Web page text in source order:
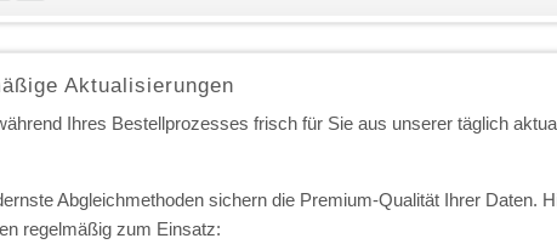
Aktualisierungen
Ihres Bestellprozesses frisch für Sie aus unserer täglich
Abgleichmethoden sichern die Premium-Qualität Ihrer Daten.
regelmäßig zum Einsatz: